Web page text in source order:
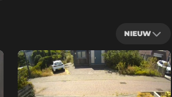
NIEUW